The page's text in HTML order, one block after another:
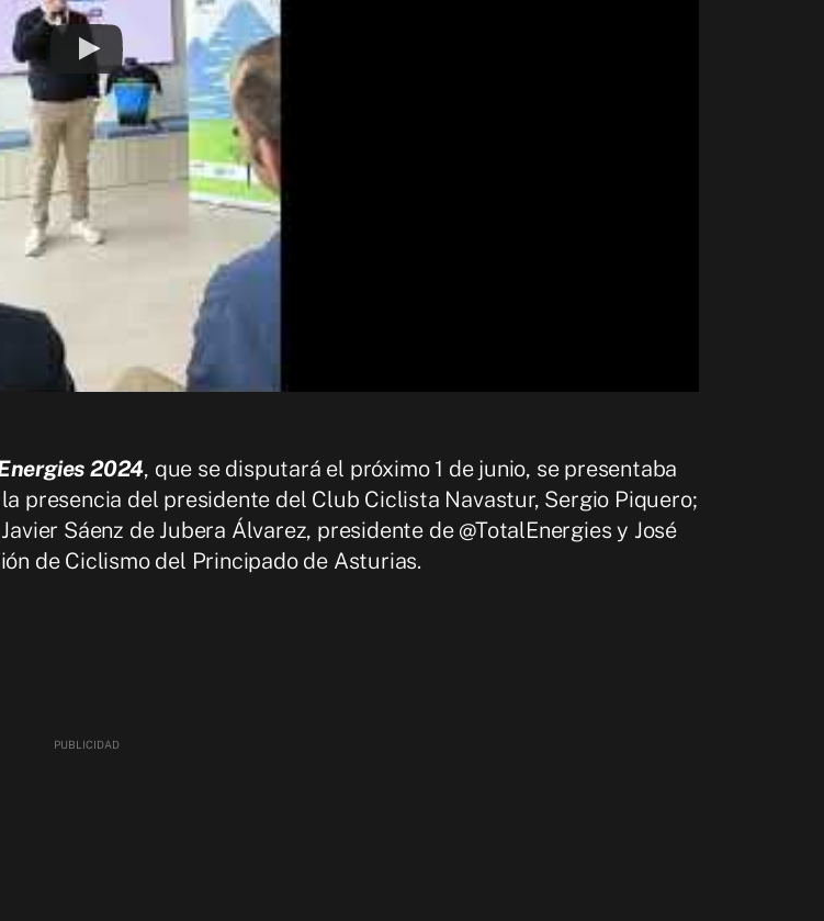
2024, que se disputará el próximo 1 de junio, se presentaba
presencia del presidente del Club Ciclista Navastur, Sergio Piquero;
Sáenz de Jubera Álvarez, presidente de @TotalEnergies y José
de Ciclismo del Principado de Asturias.